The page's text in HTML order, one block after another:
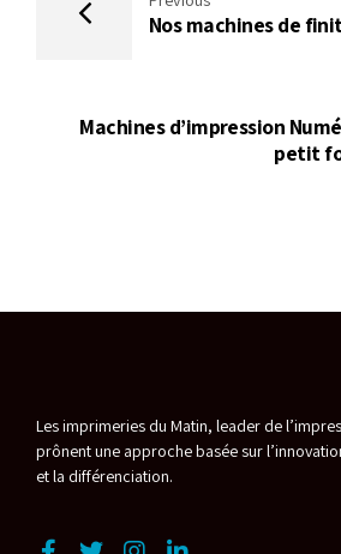
Nos machines de
Machines d’impression
petit
Les imprimeries du Matin, leader de
prônentune approche basée sur
et la différenciation.